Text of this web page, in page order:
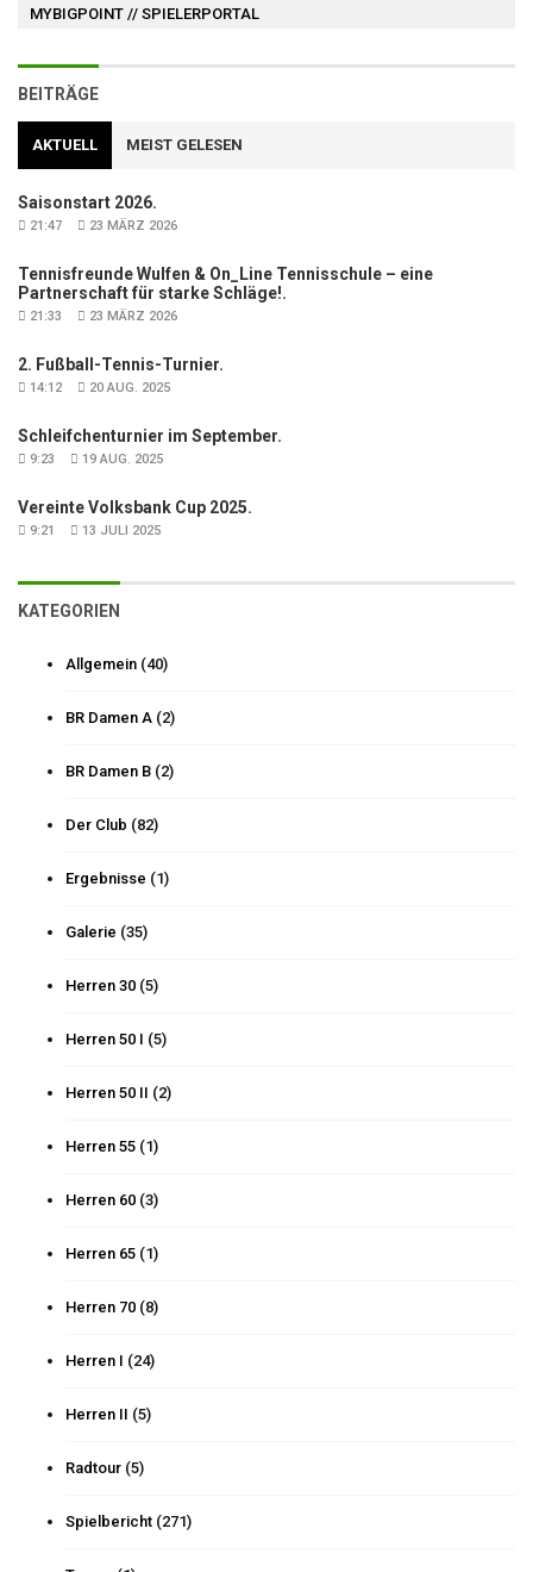
MYBIGPOINT // SPIELERPORTAL
BEITRÄGE
AKTUELL MEIST GELESEN
Saisonstart 2026.
21:47 23 MÄRZ 2026
Tennisfreunde Wulfen & On_Line Tennisschule – eine
Partnerschaft für starke Schläge!.
21:33 23 MÄRZ 2026
2. Fußball-Tennis-Turnier.
14:12 20 AUG. 2025
Schleifchenturnier im September.
9:23 19 AUG. 2025
Vereinte Volksbank Cup 2025.
9:21 13 JULI 2025
KATEGORIEN
Allgemein (40)
BR Damen A (2)
BR Damen B (2)
Der Club (82)
Ergebnisse (1)
Galerie (35)
Herren 30 (5)
Herren 50 I (5)
Herren 50 II (2)
Herren 55 (1)
Herren 60 (3)
Herren 65 (1)
Herren 70 (8)
Herren I (24)
Herren II (5)
Radtour (5)
Spielbericht (271)